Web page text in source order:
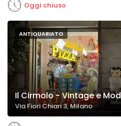
Oggi chiuso
ANTIQUARIATO
Il Cirmolo - Vintage e
Via Fiori Chiari 3, Milano